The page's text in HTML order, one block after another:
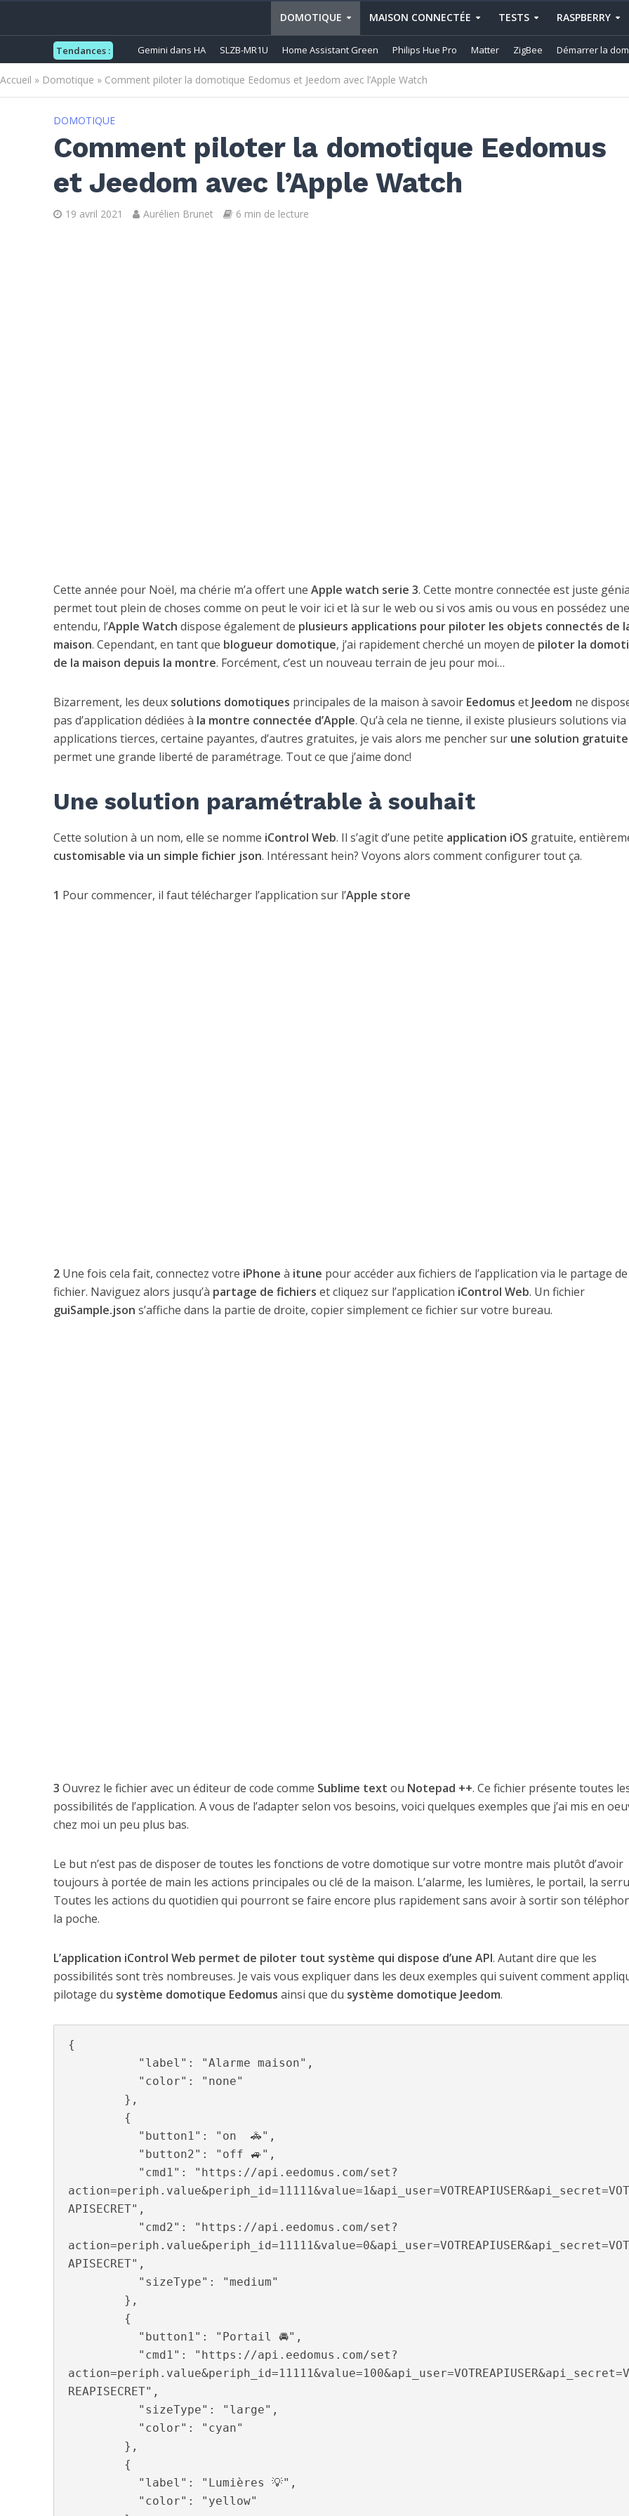
DOMOTIQUE MAISON CONNECTÉE TESTS RASPBERRY
Tendances : Gemini dans HA SLZB-MR1U Home Assistant Green Philips Hue Pro Matter ZigBee Démarrer la
Accueil » Domotique » Comment piloter la domotique Eedomus et Jeedom avec l’Apple Watch
DOMOTIQUE
Comment piloter la domotique Eedomus
et Jeedom avec l’Apple Watch
19 avril 2021 Aurélien Brunet 6 min de lecture
Cette année pour Noël, ma chérie m’a offert une Apple watch serie 3. Cette montre connectée est juste
permet tout plein de choses comme on peut le voir ici et là sur le web ou si vos amis ou vous en possédez
entendu, l’Apple Watch dispose également de plusieurs applications pour piloter les objets connectés de
maison. Cependant, en tant que blogueur domotique, j’ai rapidement cherché un moyen de piloter la
de la maison depuis la montre. Forcément, c’est un nouveau terrain de jeu pour moi…
Bizarrement, les deux solutions domotiques principales de la maison à savoir Eedomus et Jeedom ne
pas d’application dédiées à la montre connectée d’Apple. Qu’à cela ne tienne, il existe plusieurs solutions via
applications tierces, certaine payantes, d’autres gratuites, je vais alors me pencher sur une solution gratuite
permet une grande liberté de paramétrage. Tout ce que j’aime donc!
Une solution paramétrable à souhait
Cette solution à un nom, elle se nomme iControl Web. Il s’agit d’une petite application iOS gratuite,
customisable via un simple fichier json. Intéressant hein? Voyons alors comment configurer tout ça.
1 Pour commencer, il faut télécharger l’application sur l’Apple store
2Une fois cela fait, connectez votre iPhone à itune pour accéder aux fichiers de l’application via le partage de
fichier. Naviguez alors jusqu’à partage de fichiers et cliquez sur l’application iControl Web. Un fichier
guiSample.json s’affiche dans la partie de droite, copier simplement ce fichier sur votre bureau.
3 Ouvrez le fichier avec un éditeur de code comme Sublime text ou Notepad ++. Ce fichier présente toutes
possibilités de l’application. A vous de l’adapter selon vos besoins, voici quelques exemples que j’ai mis en
chez moi un peu plus bas.
Le but n’est pas de disposer de toutes les fonctions de votre domotique sur votre montre mais plutôt d’avoir
toujours à portée de main les actions principales ou clé de la maison. L’alarme, les lumières, le portail, la
Toutes les actions du quotidien qui pourront se faire encore plus rapidement sans avoir à sortir son
la poche.
L’application iControl Web permet de piloter tout système qui dispose d’une API. Autant dire que les
possibilités sont très nombreuses. Je vais vous expliquer dans les deux exemples qui suivent comment
pilotage du système domotique Eedomus ainsi que du système domotique Jeedom.
{
APISECRET",
APISECRET",
REAPISECRET",